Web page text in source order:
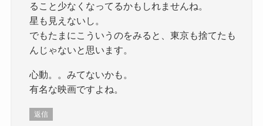
ること少なくなってるかもしれませんね。
星も見えないし。
でもたまにこういうのをみると、東京も捨てたも
んじゃないと思います。
心動。。みてないかも。
有名な映画ですよね。
返信